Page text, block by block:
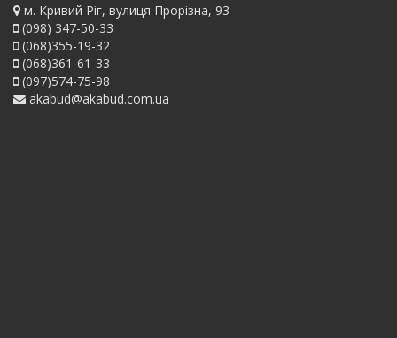
м. Кривий Ріг, вулиця Прорізна, 93
(098) 347-50-33
(068)355-19-32
(068)361-61-33
(097)574-75-98
akabud@akabud.com.ua